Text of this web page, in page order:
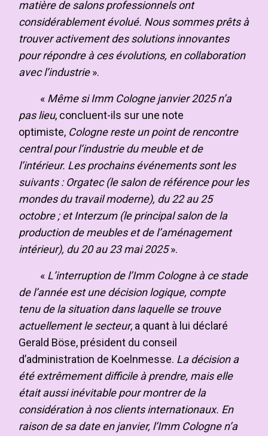
matière de salons professionnels ont
considérablement évolué. Nous sommes prêts à
trouver activement des solutions innovantes
pour répondre à ces évolutions, en collaboration
avec l’industrie».
« Même si Imm Cologne janvier 2025 n’a
pas lieu, concluent-ils sur une note
optimiste, Cologne reste un point de rencontre
central pour l’industrie du meuble et de
l’intérieur. Les prochains événements sont les
suivants : Orgatec (le salon de référence pour les
mondes du travail moderne), du 22 au 25
octobre ; et Interzum (le principal salon de la
production de meubles et de l’aménagement
intérieur), du 20 au 23 mai 2025».
« L’interruption de l’Imm Cologne à ce stade
de l’année est une décision logique, compte
tenu de la situation dans laquelle se trouve
actuellement le secteur, a quant à lui déclaré
Gerald Böse, président du conseil
d’administration de Koelnmesse. La décision a
été extrêmement difficile à prendre, mais elle
était aussi inévitable pour montrer de la
considération à nos clients internationaux. En
raison de sa date en janvier, l’Imm Cologne n’a